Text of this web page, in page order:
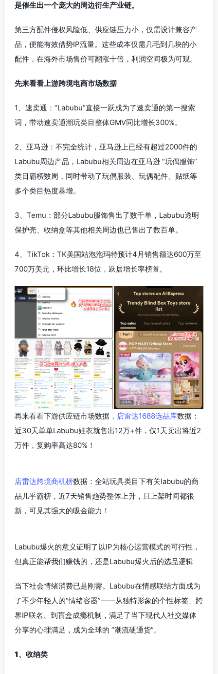
是催生出一个庞大的周边衍生产业链。
第三方配件侵权风险低、供应链压力小，仅需设计兼容产
品，便能有效借势IP流量。这些成本仅需几毛到几块的小
配件，在海外市场售价可翻涨十倍，利润空间极为可观。
先来看看上游跨境电商市场数据
1、速卖通：“Labubu”直接一跃成为了速卖通的第一搜索
词，带动速卖通潮玩类目整体GMV同比增长300%。
2、亚马逊：不完全统计，亚马逊上已经有超过2000件的
Labubu周边产品，Labubu相关周边在亚马逊 “玩偶服饰”
类目霸榜数周，同时带动了玩偶服装、玩偶配件、贴纸等
多个类目热度暴增。
3、Temu：部分Labubu服饰售出了数千单，Labubu透明
保护壳、收纳盒等其他相关周边也已售出了数百单。
4、TikTok：TK美国站泡泡玛特预计4月销售额达600万至
700万美元，环比增长18位，跃居增长率榜首。
再来看看下游供应链市场数据， 店雷达1688选品库数据：
近30天单单Labubu娃衣就售出12万+件，仅1天卖出将近2
万件，复购率高达80%！
品几乎霸榜，近7天销售趋势整体上升，且上架时间都很
新，可见其强大的吸金能力！
但真正能帮我们赚钱的，还是Labubu爆火后的选品逻辑